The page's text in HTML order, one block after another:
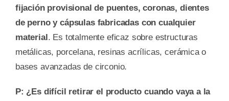
fijación provisional de puentes, coronas, dientes
de perno y cápsulas fabricadas con cualquier
material. Es totalmente eficaz sobre estructuras
metálicas, porcelana, resinas acrílicas, cerámica o
bases avanzadas de circonio.
P: ¿Es difícil retirar el producto cuando vaya a la